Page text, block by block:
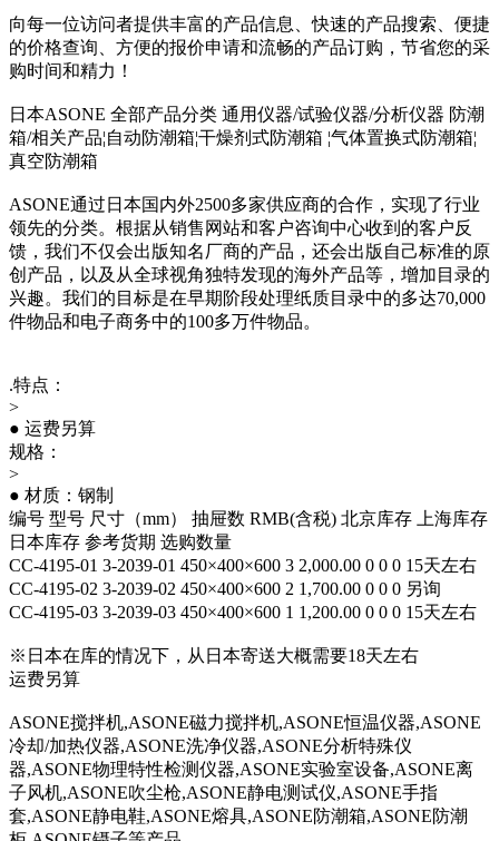
向每一位访问者提供丰富的产品信息、快速的产品搜索、便捷
的价格查询、方便的报价申请和流畅的产品订购，节省您的采
购时间和精力！
日本ASONE 全部产品分类 通用仪器/试验仪器/分析仪器 防潮
箱/相关产品¦自动防潮箱¦干燥剂式防潮箱 ¦气体置换式防潮箱¦
真空防潮箱
ASONE通过日本国内外2500多家供应商的合作，实现了行业
领先的分类。根据从销售网站和客户咨询中心收到的客户反
馈，我们不仅会出版知名厂商的产品，还会出版自己标准的原
创产品，以及从全球视角独特发现的海外产品等，增加目录的
兴趣。我们的目标是在早期阶段处理纸质目录中的多达70,000
件物品和电子商务中的100多万件物品。
.特点：
>
● 运费另算
规格：
>
● 材质：钢制
编号 型号 尺寸（mm） 抽屉数 RMB(含税) 北京库存 上海库存
日本库存 参考货期 选购数量
CC-4195-01 3-2039-01 450×400×600 3 2,000.00 0 0 0 15天左右
CC-4195-02 3-2039-02 450×400×600 2 1,700.00 0 0 0 另询
CC-4195-03 3-2039-03 450×400×600 1 1,200.00 0 0 0 15天左右
※日本在库的情况下，从日本寄送大概需要18天左右
运费另算
ASONE搅拌机,ASONE磁力搅拌机,ASONE恒温仪器,ASONE
冷却/加热仪器,ASONE洗净仪器,ASONE分析特殊仪
器,ASONE物理特性检测仪器,ASONE实验室设备,ASONE离
子风机,ASONE吹尘枪,ASONE静电测试仪,ASONE手指
套,ASONE静电鞋,ASONE熔具,ASONE防潮箱,ASONE防潮